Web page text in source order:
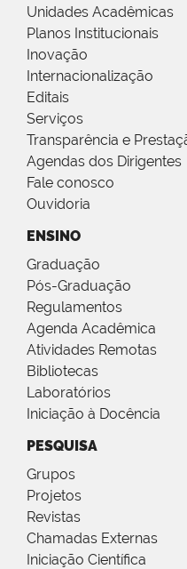
Unidades Acadêmicas
Planos Institucionais
Inovação
Internacionalização
Editais
Serviços
Transparência e
Agendas dos Dirigentes
Fale conosco
Ouvidoria
ENSINO
Graduação
Pós-Graduação
Regulamentos
Agenda Acadêmica
Atividades Remotas
Bibliotecas
Laboratórios
Iniciação à Docência
PESQUISA
Grupos
Projetos
Revistas
Chamadas Externas
Iniciação Científica